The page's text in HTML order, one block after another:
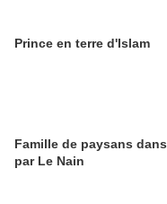
Prince en terre d'Islam
Famille de paysans
par Le Nain